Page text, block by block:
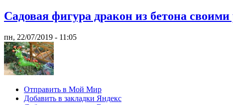
Садовая фигура дракон из бетона
пн, 22/07/2019 - 11:05
Отправить в Мой Мир
Добавить в закладки Яндекс